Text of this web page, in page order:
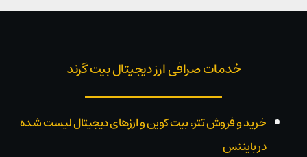
خدمات صرافی ارز دیجیتال بیت گرند
خرید و فروش تتر، بیت کوین و ارزهای دیجیتال لیست شده
در بایننس